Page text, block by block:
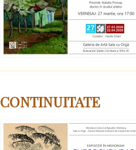
CONTINUITATE